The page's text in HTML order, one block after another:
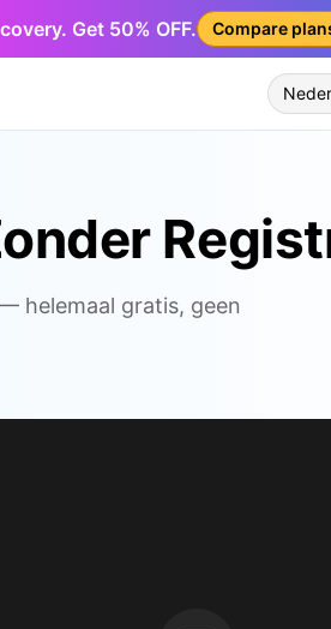
Get 50% OFF. Compare
helemaal gratis, geen